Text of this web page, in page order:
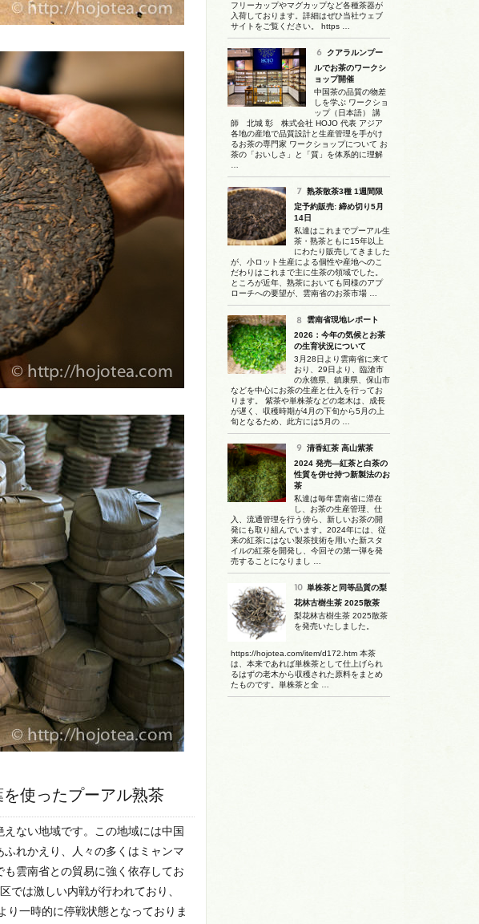
使ったプーアル熟茶
ない地域です。この地域には中国
れかえり、人々の多くはミャンマ
雲南省との貿易に強く依存してお
では激しい内戦が行われており、
一時的に停戦状態となっておりま
フリーカップやマグカップなど各種茶器が
入荷しております。詳細はぜひ当社ウェブ
サイトをご覧ください。 https …
クアラルンプー
ルでお茶のワークシ
ョップ開催
中国茶の品質の物差
しを学ぶ ワークショ
ップ（日本語） 講
師 北城 彰 株式会社 HOJO 代表 アジア
各地の産地で品質設計と生産管理を手がけ
るお茶の専門家 ワークショップについて お
茶の「おいしさ」と「質」を体系的に理解
熟茶散茶3種 1週間限
定予約販売: 締め切り5月
14日
私達はこれまでプーアル生
茶・熟茶ともに15年以上
にわたり販売してきました
が、小ロット生産による個性や産地へのこ
だわりはこれまで主に生茶の領域でした。
ところが近年、熟茶においても同様のアプ
ローチへの要望が、雲南省のお茶市場 …
雲南省現地レポート
2026：今年の気候とお茶
の生育状況について
3月28日より雲南省に来て
おり、29日より、臨滄市
の永德県、鎮康県、保山市
などを中心にお茶の生産と仕入を行ってお
ります。 紫茶や単株茶などの老木は、成長
が遅く、収穫時期が4月の下旬から5月の上
旬となるため、此方には5月の …
清香紅茶 高山紫茶
2024 発売―紅茶と白茶の
性質を併せ持つ新製法のお
茶
私達は毎年雲南省に滞在
し、お茶の生産管理、仕
入、流通管理を行う傍ら、新しいお茶の開
発にも取り組んでいます。2024年には、従
来の紅茶にはない製茶技術を用いた新スタ
イルの紅茶を開発し、今回その第一弾を発
売することになりまし …
単株茶と同等品質の梨
花林古樹生茶 2025散茶
梨花林古樹生茶 2025散茶
を発売いたしました。
https://hojotea.com/item/d172.htm 本茶
は、本来であれば単株茶として仕上げられ
るはずの老木から収穫された原料をまとめ
たものです。単株茶と全 …